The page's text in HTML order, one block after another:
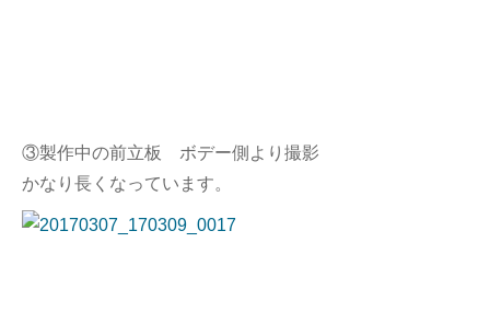
③製作中の前立板 ボデー側より撮影
かなり長くなっています。